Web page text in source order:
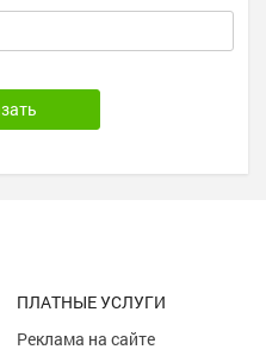
ПЛАТНЫЕ УСЛУГИ
Реклама на сайте